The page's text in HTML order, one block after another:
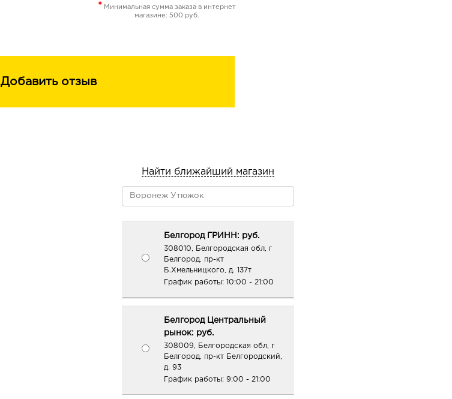
* Минимальная сумма заказа в интернет
магазине: 500 руб.
Добавить отзыв
Найти ближайший магазин
Белгород ГРИНН: руб.
308010, Белгородская обл, г
Белгород, пр-кт
Б.Хмельницкого, д. 137т
График работы: 10:00 - 21:00
Белгород Центральный
рынок: руб.
308009, Белгородская обл, г
Белгород, пр-кт Белгородский,
д. 93
График работы: 9:00 - 21:00